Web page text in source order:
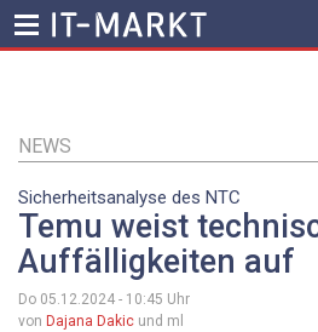
Inhalt
NEWS
Sicherheitsanalyse des NTC
Temu weist
Auffälligkeiten auf
Do 05.12.2024 - 10:45 Uhr
von Dajana Dakic und ml